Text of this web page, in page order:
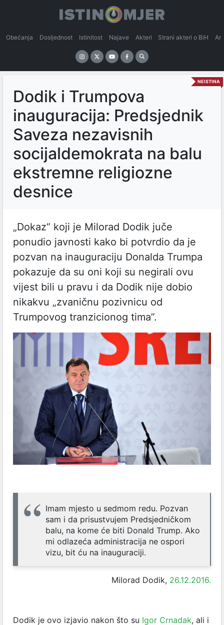
Obećanja Dosljednost Istinitost Najave Akteri Strani akteri o BiH
NEISTINA
Dodik i Trumpova
inauguracija: Predsjednik
Saveza nezavisnih
socijaldemokrata na balu
ekstremne religiozne
desnice
„Dokaz“ koji je Milorad Dodik juče
ponudio javnosti kako bi potvrdio da je
pozvan na inauguraciju Donalda Trumpa
pokazuje da su oni koji su negirali ovu
vijest bili u pravu i da Dodik nije dobio
nikakvu „zvaničnu pozivnicu od
Trumpovog tranzicionog tima”.
Imam mjesto u sedmom redu. Pozvan
sam i da prisustvujem Predsjedničkom
balu, na kome će biti Donald Trump. Ako
mi odlazeća administracija ne ospori
vizu, bit ću na inauguraciji.
Milorad Dodik, 26.12.2016.
Dodik je ovo izjavio nakon što su Igor Crnadak, ali i